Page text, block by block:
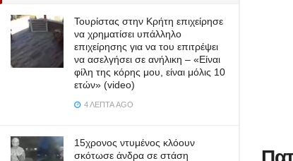
Τουρίστας στην Κρήτη επιχείρησε
να χρηματίσει υπάλληλο
επιχείρησης για να του επιτρέψει
να ασελγήσει σε ανήλικη – «Είναι
φίλη της κόρης μου, είναι μόλις 10
ετών» (video)
4 ΛΕΠΤΆ AGO
15χρονος ντυμένος κλόουν
σκότωσε άνδρα σε στάση